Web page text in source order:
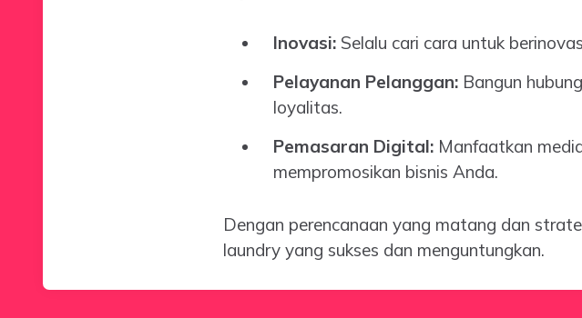
Inovasi:Selalu cari cara untuk
Pelayanan Pelanggan:Bangun
loyalitas.
Pemasaran Digital:Manfaatkan
mempromosikan bisnis Anda.
Dengan perencanaan yang matang dan
laundry yang sukses dan menguntungkan.